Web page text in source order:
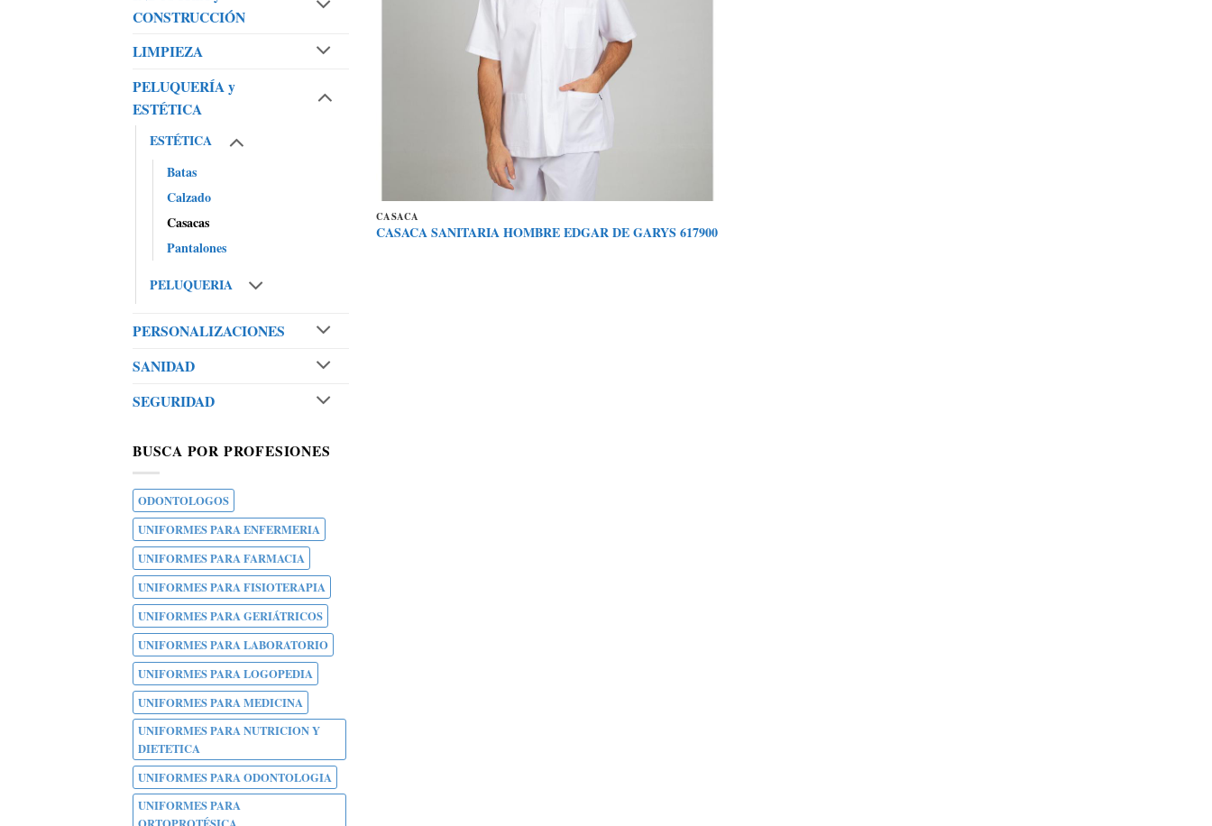
CONSTRUCCIÓN
LIMPIEZA
PELUQUERÍA y
ESTÉTICA
ESTÉTICA
Batas
Calzado
Casacas
Pantalones
PELUQUERIA
PERSONALIZACIONES
SANIDAD
SEGURIDAD
BUSCA POR PROFESIONES
ODONTOLOGOS
UNIFORMES PARA ENFERMERIA
UNIFORMES PARA FARMACIA
UNIFORMES PARA FISIOTERAPIA
UNIFORMES PARA GERIÁTRICOS
UNIFORMES PARA LABORATORIO
UNIFORMES PARA LOGOPEDIA
UNIFORMES PARA MEDICINA
UNIFORMES PARA NUTRICION Y
DIETETICA
UNIFORMES PARA ODONTOLOGIA
UNIFORMES PARA
CASACA
CASACA SANITARIA HOMBRE EDGAR DE GARYS 617900